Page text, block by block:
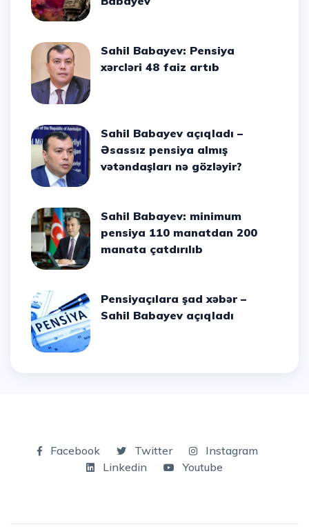
Sahil Babayev: Pensiya
xərcləri 48 faiz artıb
Sahil Babayev açıqladı –
Əsassız pensiya almış
vətəndaşları nə gözləyir?
Sahil Babayev: minimum
pensiya 110 manatdan 200
manata çatdırılıb
Pensiyaçılara şad xəbər –
Sahil Babayev açıqladı
Facebook Twitter
Instagram
Linkedin
Youtube